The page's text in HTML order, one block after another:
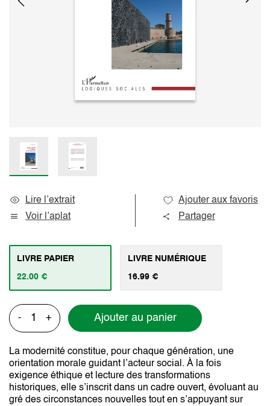
Lire l’extrait
Voir l’aplat
Ajouter aux favoris
Partager
LIVRE PAPIER
22.00 €
LIVRE NUMÉRIQUE
16.99 €
- + Ajouter au panier
La modernité constitue, pour chaque génération, une
orientation morale guidant l’acteur social. À la fois
exigence éthique et lecture des transformations
historiques, elle s’inscrit dans un cadre ouvert, évoluant au
gré des circonstances nouvelles tout en s’appuyant sur